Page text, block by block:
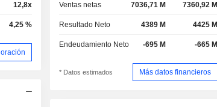
12,8x
4,25 %
Ventas netas 7036,71 M 7360,92 M
Resultado Neto 4389 M 4425 M
Endeudamiento Neto -695 M -665 M
* Datos estimados Más datos financieros